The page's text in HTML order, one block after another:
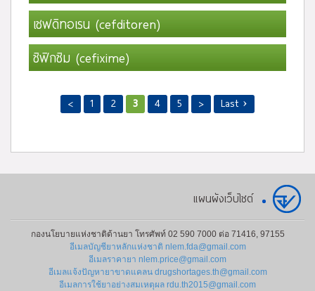
เซฟดิทอเรน (cefditoren)
ซิฟิกซิม (cefixime)
< 1 2 3 4 5 > Last ›
แผนผังเว็บไซต์
กองนโยบายแห่งชาติด้านยา โทรศัพท์ 02 590 7000 ต่อ 71416, 97155
อีเมลบัญชียาหลักแห่งชาติ nlem.fda@gmail.com
อีเมลราคายา nlem.price@gmail.com
อีเมลแจ้งปัญหายาขาดแคลน drugshortages.th@gmail.com
อีเมลการใช้ยาอย่างสมเหตุผล rdu.th2015@gmail.com